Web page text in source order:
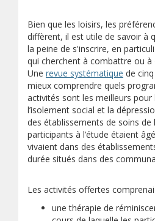
Bien que les loisirs, les
diffèrent, il est utile de savoir à
la peine de s'inscrire, en
qui cherchent à combattre ou à
Une revue systématique de
mieux comprendre quels
activités sont les meilleurs
l’isolement social et la
des établissements de soins de
participants à l’étude étaient
vivaient dans des
durée situés dans des
Les activités offertes
une thérapie de